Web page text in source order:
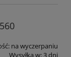
na wyczerpaniu
Wysyłka w:3 dni